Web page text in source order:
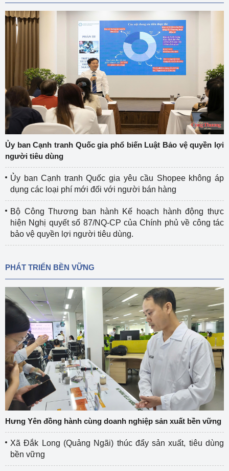
Ủy ban Cạnh tranh Quốc gia phổ biến Luật Bảo vệ quyền lợi
người tiêu dùng
Ủy ban Cạnh tranh Quốc gia yêu cầu Shopee không áp
dụng các loại phí mới đối với người bán hàng
Bộ Công Thương ban hành Kế hoạch hành động thực
hiện Nghị quyết số 87/NQ-CP của Chính phủ về công tác
bảo vệ quyền lợi người tiêu dùng.
PHÁT TRIỂN BỀN VỮNG
Hưng Yên đồng hành cùng doanh nghiệp sản xuất bền vững
Xã Đắk Long (Quảng Ngãi) thúc đẩy sản xuất, tiêu dùng
bền vững